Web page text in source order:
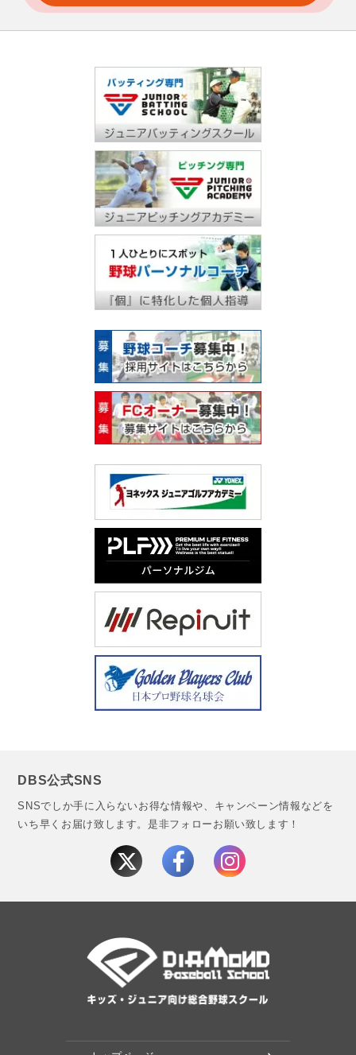
DBS公式SNS
SNSでしか手に入らないお得な情報や、キャンペーン情報などを
いち早くお届け致します。 是非フォローお願い致します！